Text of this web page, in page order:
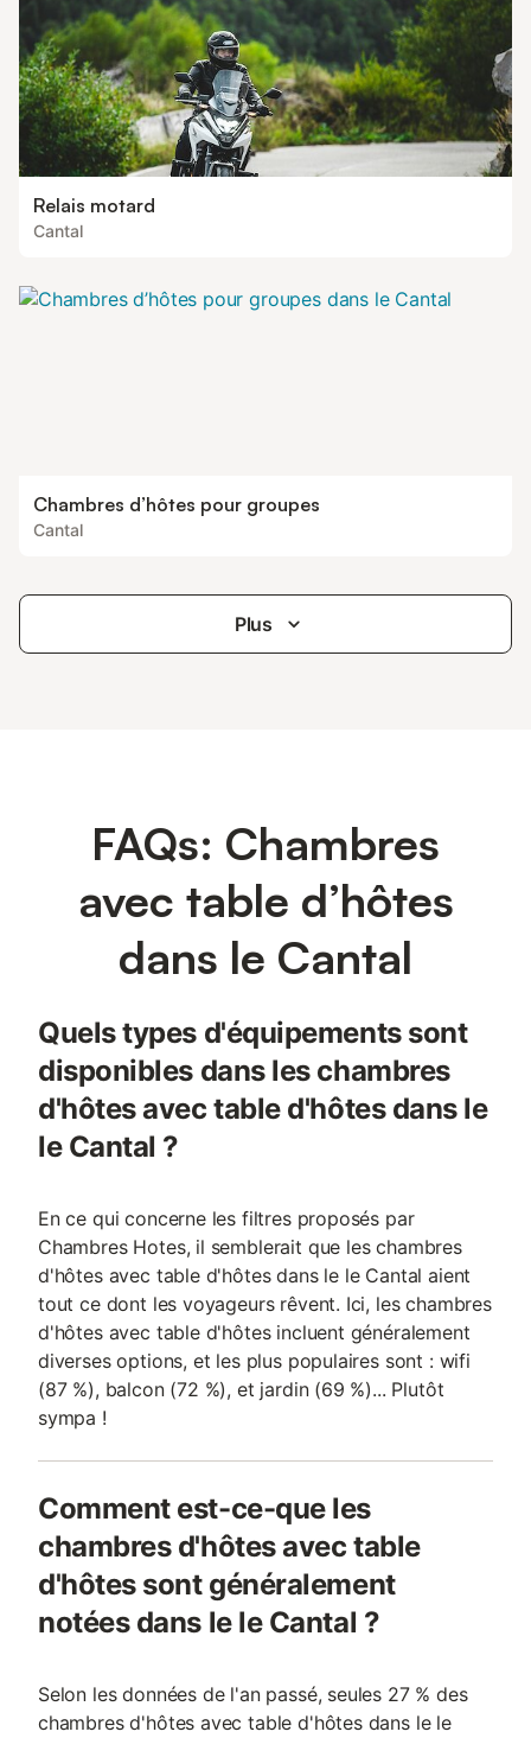
Relais motard
Cantal
Chambres d’hôtes pour groupes
Cantal
Plus
FAQs: Chambres
avec table d’hôtes
dans le Cantal
Quels types d'équipements sont
disponibles dans les chambres
d'hôtes avec table d'hôtes dans le
le Cantal ?
En ce qui concerne les filtres proposés par
Chambres Hotes, il semblerait que les chambres
d'hôtes avec table d'hôtes dans le le Cantal aient
tout ce dont les voyageurs rêvent. Ici, les chambres
d'hôtes avec table d'hôtes incluent généralement
diverses options, et les plus populaires sont : wifi
(87 %), balcon (72 %), et jardin (69 %)... Plutôt
sympa !
Comment est-ce-que les
chambres d'hôtes avec table
d'hôtes sont généralement
notées dans le le Cantal ?
Selon les données de l'an passé, seules 27 % des
chambres d'hôtes avec table d'hôtes dans le le